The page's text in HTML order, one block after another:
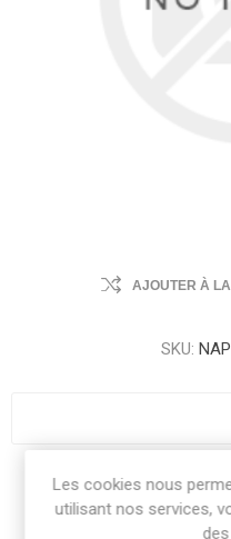
AJOUTER À
SKU:
Les cookies nous
utilisant nos services,